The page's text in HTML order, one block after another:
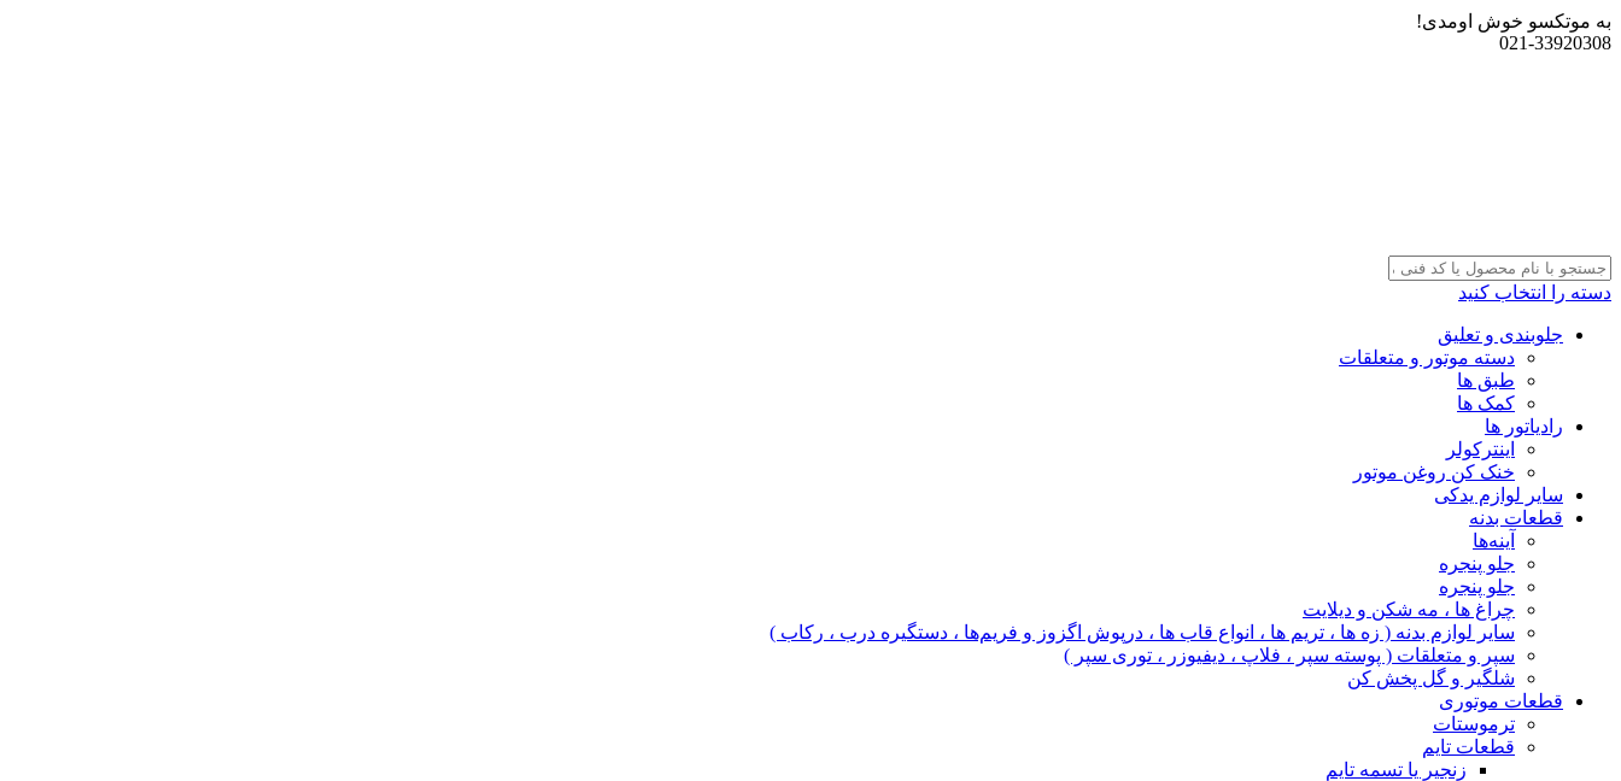
به موتکسو خوش اومدی!
021-33920308
دسته را انتخاب کنید
جلوبندی و تعلیق
دسته موتور و متعلقات
طبق ها
کمک ها
رادیاتور ها
اینترکولر
خنک کن روغن موتور
سایر لوازم یدکی
قطعات بدنه
آینه‌ها
جلو پنجره
جلو پنجره
چراغ‌ ها ، مه‌ شکن و دیلایت
سایر لوازم بدنه ( زه ها ، تریم ها ، انواع قاب ها ، درپوش اگزوز و فریم‌ها ، دستگیره درب ، رکاب )
سپر و متعلقات ( پوسته سپر ، فلاپ ، دیفیوزر ، توری سپر )
شلگیر و گل‌ پخش‌ کن
قطعات موتوری
ترموستات
قطعات تایم
زنجیر یا تسمه تایم